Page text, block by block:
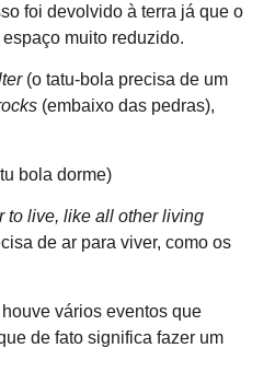
foi devolvido à terra já que o
muito reduzido.
(o tatu-bola precisa de um
(embaixo das pedras),
bola dorme)
to live, like all other living
de ar para viver, como os
vários eventos que
de fato significa fazer um